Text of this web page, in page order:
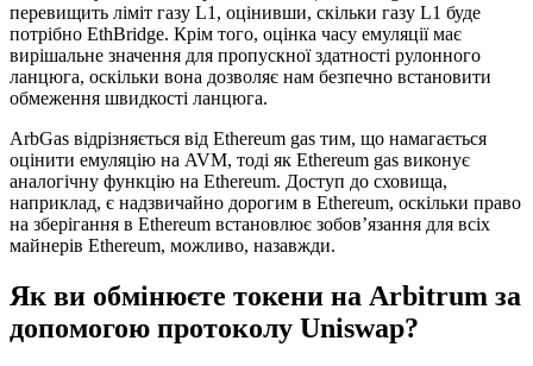
перевищить ліміт газу L1, оцінивши, скільки газу L1 буде
потрібно EthBridge. Крім того, оцінка часу емуляції має
вирішальне значення для пропускної здатності рулонного
ланцюга, оскільки вона дозволяє нам безпечно встановити
обмеження швидкості ланцюга.
ArbGas відрізняється від Ethereum gas тим, що намагається
оцінити емуляцію на AVM, тоді як Ethereum gas виконує
аналогічну функцію на Ethereum. Доступ до сховища,
наприклад, є надзвичайно дорогим в Ethereum, оскільки право
на зберігання в Ethereum встановлює зобов’язання для всіх
майнерів Ethereum, можливо, назавжди.
Як ви обмінюєте токени на Arbitrum за
допомогою протоколу Uniswap?